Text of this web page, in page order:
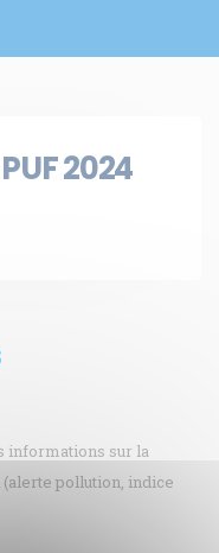
2024
informations sur la
pollution, indice